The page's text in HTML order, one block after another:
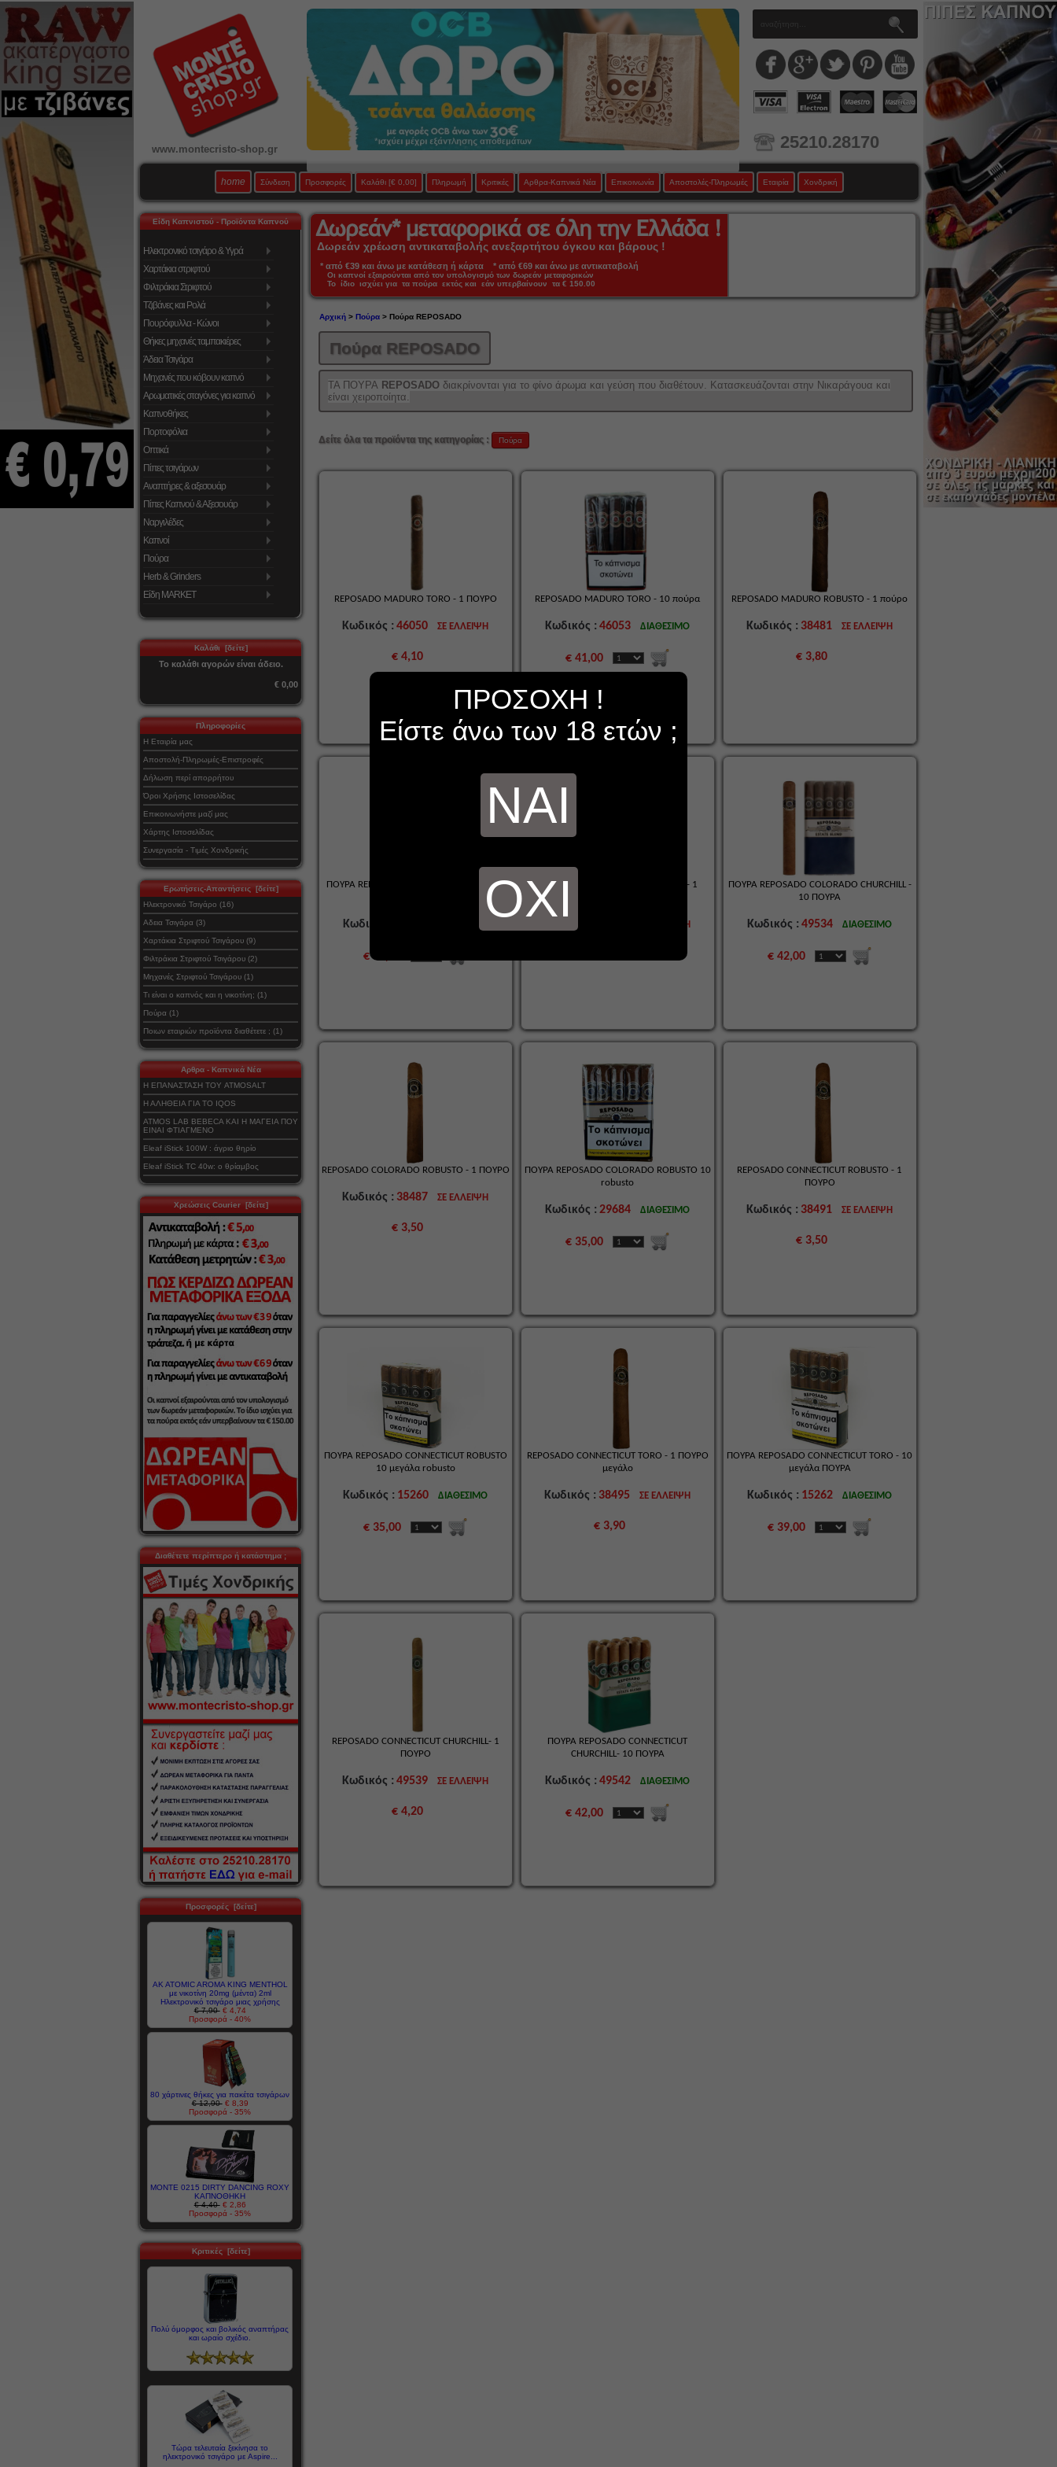
www.montecristo-shop.gr 25210.28170
home Σύνδεση Προσφορές Καλάθι [€ 0,00] Πληρωμή Κριτικές Αρθρα-Καπνικά Νέα Επικοινωνία Αποστολές-Πληρωμές Εταιρία Χονδρική
Είδη Καπνιστού - Προϊόντα Καπνού
Ηλεκτρονικό τσιγάρο & Υγρά
Χαρτάκια στριφτού
Φιλτράκια Στριφτού
Τζιβάνες και Ρολά
Πουρόφυλλα - Κώνοι
Θήκες μηχανές ταμπακιέρες
Άδεια Τσιγάρα
Μηχανές που κόβουν καπνό
Αρωματικές σταγόνες για καπνό
Καπνοθήκες
Πορτοφόλια
Οπτικά
Πίπες τσιγάρων
Αναπτήρες & αξεσουάρ
Πίπες Καπνού & Αξεσουάρ
Ναργιλέδες
Καπνοί
Πούρα
Herb & Grinders
Είδη MARKET
Καλάθι [δείτε]
Το καλάθι αγορών είναι άδειο.
€ 0,00
Πληροφορίες
Η Εταιρία μας
Αποστολή-Πληρωμές-Επιστροφές
Δήλωση περί απορρήτου
Όροι Χρήσης Ιστοσελίδας
Επικοινωνήστε μαζί μας
Χάρτης Ιστοσελίδας
Συνεργασία - Τιμές Χονδρικής
Ερωτήσεις-Απαντήσεις [δείτε]
Ηλεκτρονικό Τσιγάρο (16)
Αδεια Τσιγάρα (3)
Χαρτάκια Στριφτού Τσιγάρου (9)
Φιλτράκια Στριφτού Τσιγάρου (2)
Μηχανές Στριφτού Τσιγάρου (1)
Τι είναι ο καπνός και η νικοτίνη; (1)
Πούρα (1)
Ποιων εταιριών προϊόντα διαθέτετε ; (1)
Αρθρα - Καπνικά Νέα
Η ΕΠΑΝΑΣΤΑΣΗ ΤΟΥ ATMOSALT
Η ΑΛΗΘΕΙΑ ΓΙΑ ΤΟ IQOS
ATMOS LAB BEBECA ΚΑΙ Η ΜΑΓΕΙΑ ΠΟΥ
ΕΙΝΑΙ ΦΤΙΑΓΜΕΝΟ
Eleaf iStick 100W : άγριο θηρίο
Eleaf iStick TC 40w: ο θρίαμβος
Χρεώσεις Courier [δείτε]
Διαθέτετε περίπτερο ή κατάστημα ;
Προσφορές [δείτε]
AK ATOMIC AROMA KING MENTHOL
με νικοτίνη 20mg (μέντα) 2ml
Ηλεκτρονικό τσιγάρο μιας χρήσης
€ 7,90 € 4,74
Προσφορά - 40%
80 χάρτινες θήκες για πακέτα τσιγάρων
€ 12,90 € 8,39
Προσφορά - 35%
MONTE 0215 DIRTY DANCING ROXY
ΚΑΠΝΟΘΗΚΗ
€ 4,40 € 2,86
Προσφορά - 35%
Κριτικές [δείτε]
Πολύ όμορφος και βολικός αναπτήρας
και ωραίο σχέδιο.
Τώρα τελευταία ξεκίνησα το
ηλεκτρονικό τσιγάρο με Aspire...
Δωρεάν χρέωση αντικαταβολής ανεξαρτήτου όγκου και βάρους !
* από €39 και άνω με κατάθεση ή κάρτα * από €69 και άνω με αντικαταβολή
Οι καπνοί εξαιρούνται από τον υπολογισμό των δωρεάν μεταφορικών
Το ίδιο ισχύει για τα πούρα εκτός και εάν υπερβαίνουν τα € 150.00
Αρχική> Πούρα> Πούρα REPOSADO
Πούρα REPOSADO
ΤΑ ΠΟΥΡΑ REPOSADO διακρίνονται για το φίνο άρωμα και γεύση που διαθέτουν. Κατασκευάζονται στην Νικαράγουα και
είναι χειροποίητα.
Δείτε όλα τα προϊόντα της κατηγορίας : Πούρα
REPOSADO MADURO TORO - 1 ΠΟΥΡΟ
Κωδικός : 46050 ΣΕ ΕΛΛΕΙΨΗ
€ 4,10
REPOSADO MADURO TORO - 10 πούρα
Κωδικός : 46053 ΔΙΑΘΕΣΙΜΟ
€ 41,00
REPOSADO MADURO ROBUSTO - 1 πούρο
Κωδικός : 38481 ΣΕ ΕΛΛΕΙΨΗ
€ 3,80
ΠΟΥΡΑ REPOSADO MADURO ROBUSTO 10
Κωδικός :
€ 38,00
REPOSADO COLORADO CHURCHILL - 1
ΣΕ ΕΛΛΕΙΨΗ
ΠΟΥΡΑ REPOSADO COLORADO CHURCHILL -
10 ΠΟΥΡΑ
Κωδικός : 49534 ΔΙΑΘΕΣΙΜΟ
€ 42,00
REPOSADO COLORADO ROBUSTO - 1 ΠΟΥΡΟ
Κωδικός : 38487 ΣΕ ΕΛΛΕΙΨΗ
€ 3,50
ΠΟΥΡΑ REPOSADO COLORADO ROBUSTO 10
robusto
Κωδικός : 29684 ΔΙΑΘΕΣΙΜΟ
€ 35,00
REPOSADO CONNECTICUT ROBUSTO - 1
ΠΟΥΡΟ
Κωδικός : 38491 ΣΕ ΕΛΛΕΙΨΗ
€ 3,50
ΠΟΥΡΑ REPOSADO CONNECTICUT ROBUSTO
10 μεγάλα robusto
Κωδικός : 15260 ΔΙΑΘΕΣΙΜΟ
€ 35,00
REPOSADO CONNECTICUT TORO - 1 ΠΟΥΡΟ
μεγάλο
Κωδικός : 38495 ΣΕ ΕΛΛΕΙΨΗ
€ 3,90
ΠΟΥΡΑ REPOSADO CONNECTICUT TORO - 10
μεγάλα ΠΟΎΡΑ
Κωδικός : 15262 ΔΙΑΘΕΣΙΜΟ
€ 39,00
REPOSADO CONNECTICUT CHURCHILL- 1
ΠΟΥΡΟ
Κωδικός : 49539 ΣΕ ΕΛΛΕΙΨΗ
€ 4,20
ΠΟΥΡΑ REPOSADO CONNECTICUT
CHURCHILL- 10 ΠΟΥΡΑ
Κωδικός : 49542 ΔΙΑΘΕΣΙΜΟ
€ 42,00
ΠΡΟΣΟΧΗ !
Είστε άνω των 18 ετών ;
ΝΑΙ
ΟΧΙ